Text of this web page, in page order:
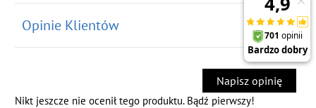
Opinie Klientów
Napisz opinię
Nikt jeszcze nie ocenił tego produktu. Bądź pierwszy!